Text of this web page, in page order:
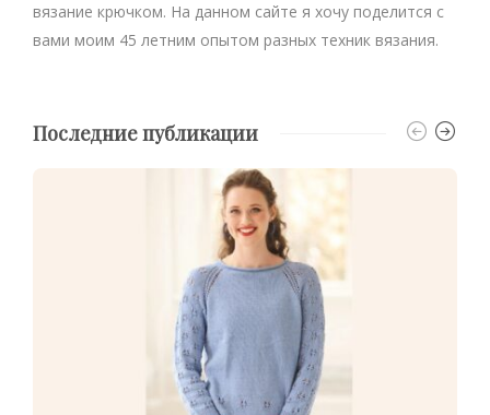
вязание крючком. На данном сайте я хочу поделится с
вами моим 45 летним опытом разных техник вязания.
Последние публикации